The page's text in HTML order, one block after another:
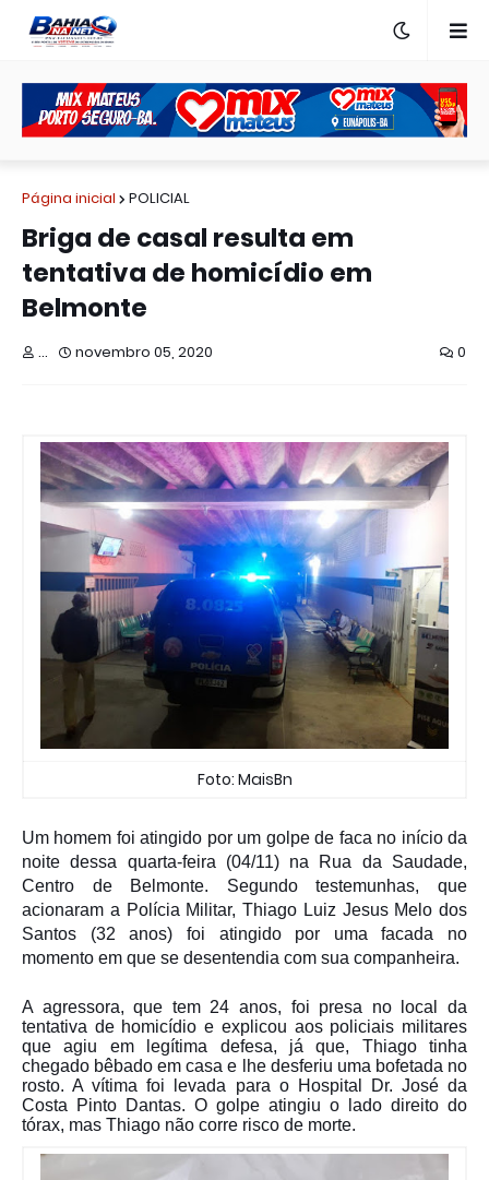
Página inicial POLICIAL
Briga de casal resulta em
tentativa de homicídio em
Belmonte
... novembro 05, 2020 0
Foto: MaisBn
Um homem foi atingido por um golpe de faca no início da
noite dessa quarta-feira (04/11) na Rua da Saudade,
Centro de Belmonte. Segundo testemunhas, que
acionaram a Polícia Militar, Thiago Luiz Jesus Melo dos
Santos (32 anos) foi atingido por uma facada no
momento em que se desentendia com sua companheira.
A agressora, que tem 24 anos, foi presa no local da
tentativa de homicídio e explicou aos policiais militares
que agiu em legítima defesa, já que, Thiago tinha
chegado bêbado em casa e lhe desferiu uma bofetada no
rosto. A vítima foi levada para o Hospital Dr. José da
Costa Pinto Dantas. O golpe atingiu o lado direito do
tórax, mas Thiago não corre risco de morte.